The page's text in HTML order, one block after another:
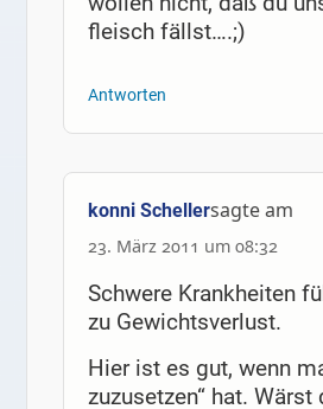
fleisch fällst….;)
Antworten
konni Schellersagte am
23. März 2011 um 08:32
Schwere Krankheiten
zu Gewichtsverlust.
Hier ist es gut, wenn
zuzusetzen“ hat. Wärst